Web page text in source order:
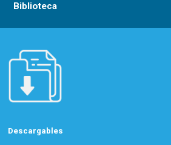
Biblioteca
Descargables